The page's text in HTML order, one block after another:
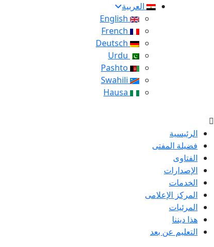
العربية
الرئيسية
فضيلة المفتى
الفتاوى
الإصدارات
الخدمات
المركز الإعلامى
المرئيات
هذا ديننا
التعليم عن بعد